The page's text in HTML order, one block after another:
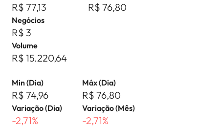
R$ 77,13 R$ 76,80
Negócios
R$ 3
Volume
R$ 15.220,64
Min (Dia)
R$ 74,96
Máx (Dia)
R$ 76,80
Variação (Dia)
-2,71%
Variação (Mês)
-2,71%